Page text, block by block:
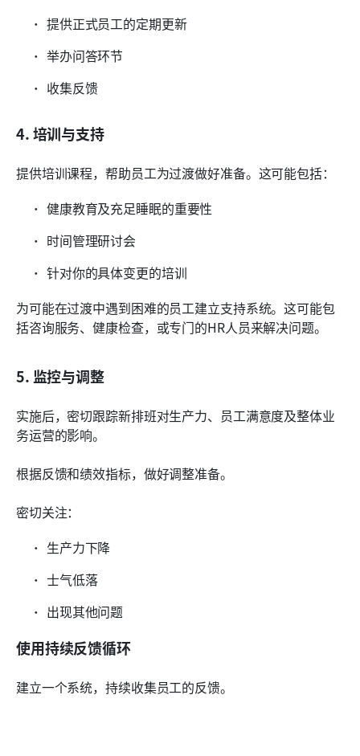
提供正式员工的定期更新
举办问答环节
收集反馈
4. 培训与支持
提供培训课程，帮助员工为过渡做好准备。这可能包括：
健康教育及充足睡眠的重要性
时间管理研讨会
针对你的具体变更的培训
为可能在过渡中遇到困难的员工建立支持系统。这可能包
括咨询服务、健康检查，或专门的HR人员来解决问题。
5. 监控与调整
实施后，密切跟踪新排班对生产力、员工满意度及整体业
务运营的影响。
根据反馈和绩效指标，做好调整准备。
密切关注：
生产力下降
士气低落
出现其他问题
使用持续反馈循环
建立一个系统，持续收集员工的反馈。